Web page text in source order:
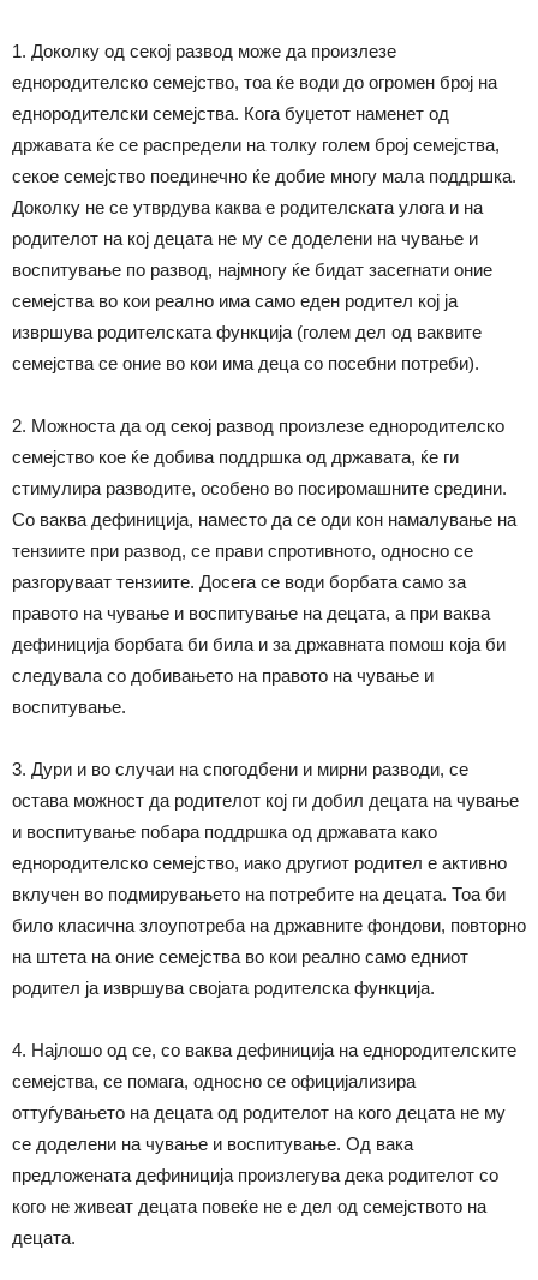
1. Доколку од секој развод може да произлезе
еднородителско семејство, тоа ќе води до огромен број на
еднородителски семејства. Кога буџетот наменет од
државата ќе се распредели на толку голем број семејства,
секое семејство поединечно ќе добие многу мала поддршка.
Доколку не се утврдува каква е родителската улога и на
родителот на кој децата не му се доделени на чување и
воспитување по развод, најмногу ќе бидат засегнати оние
семејства во кои реално има само еден родител кој ја
извршува родителската функција (голем дел од ваквите
семејства се оние во кои има деца со посебни потреби).
2. Можноста да од секој развод произлезе еднородителско
семејство кое ќе добива поддршка од државата, ќе ги
стимулира разводите, особено во посиромашните средини.
Со ваква дефиниција, наместо да се оди кон намалување на
тензиите при развод, се прави спротивното, односно се
разгоруваат тензиите. Досега се води борбата само за
правото на чување и воспитување на децата, а при ваква
дефиниција борбата би била и за државната помош која би
следувала со добивањето на правото на чување и
воспитување.
3. Дури и во случаи на спогодбени и мирни разводи, се
остава можност да родителот кој ги добил децата на чување
и воспитување побара поддршка од државата како
еднородителско семејство, иако другиот родител е активно
вклучен во подмирувањето на потребите на децата. Тоа би
било класична злоупотреба на државните фондови, повторно
на штета на оние семејства во кои реално само едниот
родител ја извршува својата родителска функција.
4. Најлошо од се, со ваква дефиниција на еднородителските
семејства, се помага, односно се официјализира
оттуѓувањето на децата од родителот на кого децата не му
се доделени на чување и воспитување. Од вака
предложената дефиниција произлегува дека родителот со
кого не живеат децата повеќе не е дел од семејството на
децата.